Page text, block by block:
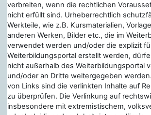
verbreiten, wenn die rechtlichen
nicht erfüllt sind. Urheberrechtlich
Werkteile, wie z.B. Kursmaterialien,
anderen Werken, Bilder etc., die im
verwendet werden und/oder die explizit
Weiterbildungsportal erstellt werden,
nicht außerhalb des Weiterbildungsportal
und/oder an Dritte weitergegeben
von Links sind die verlinkten Inhalte auf
zu überprüfen. Die Verlinkung auf
insbesondere mit extremistischem,